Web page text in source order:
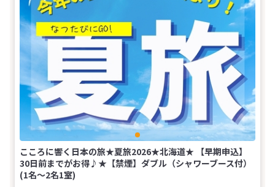
こころに響く日本の旅★夏旅2026★北海道★ 【早期申込】
30日前までがお得♪★【禁煙】ダブル（シャワーブース付）
(1名～2名1室)